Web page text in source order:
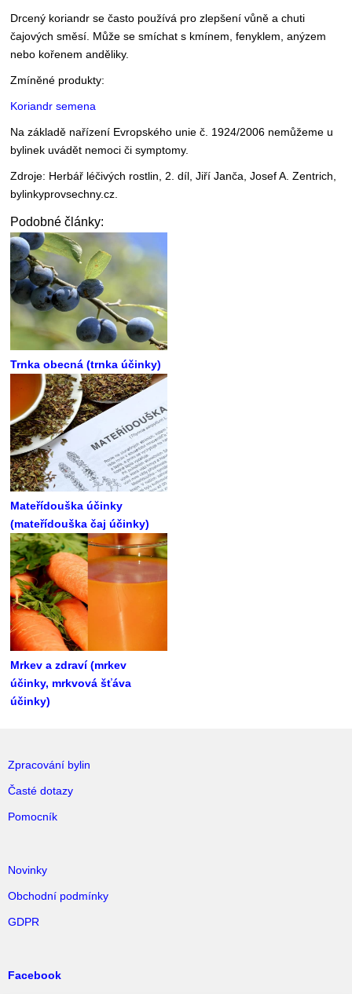
Drcený koriandr se často používá pro zlepšení vůně a chuti
čajových směsí. Může se smíchat s kmínem, fenyklem, anýzem
nebo kořenem anděliky.
Zmíněné produkty:
Koriandr semena
Na základě nařízení Evropského unie č. 1924/2006 nemůžeme u
bylinek uvádět nemoci či symptomy.
Zdroje: Herbář léčivých rostlin, 2. díl, Jiří Janča, Josef A. Zentrich,
bylinkyprovsechny.cz.
Podobné články:
Trnka obecná (trnka účinky)
Mateřídouška účinky
(mateřídouška čaj účinky)
Mrkev a zdraví (mrkev
účinky, mrkvová šťáva
účinky)
Zpracování bylin
Časté dotazy
Pomocník
Novinky
Obchodní podmínky
GDPR
Facebook